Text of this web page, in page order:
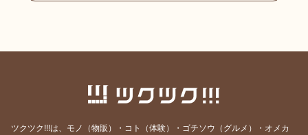
ツクツク!!!は、モノ（物販）・コト（体験）・ゴチソウ（グルメ）・オメカ